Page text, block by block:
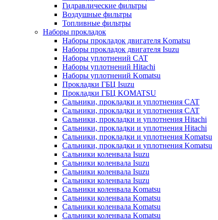
Гидравлические фильтры
Воздушные фильтры
Топливные фильтры
Наборы прокладок
Наборы прокладок двигателя Komatsu
Наборы прокладок двигателя Isuzu
Наборы уплотнений CAT
Наборы уплотнений Hitachi
Наборы уплотнений Komatsu
Прокладки ГБЦ Isuzu
Прокладки ГБЦ KOMATSU
Сальники, прокладки и уплотнения CAT
Сальники, прокладки и уплотнения CAT
Сальники, прокладки и уплотнения Hitachi
Сальники, прокладки и уплотнения Hitachi
Сальники, прокладки и уплотнения Komatsu
Сальники, прокладки и уплотнения Komatsu
Сальники коленвала Isuzu
Сальники коленвала Isuzu
Сальники коленвала Isuzu
Сальники коленвала Isuzu
Сальники коленвала Komatsu
Сальники коленвала Komatsu
Сальники коленвала Komatsu
Сальники коленвала Komatsu